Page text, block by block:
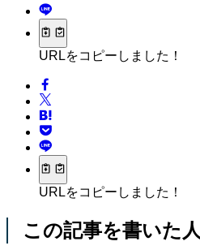
URLをコピーしました！
URLをコピーしました！
この記事を書いた人